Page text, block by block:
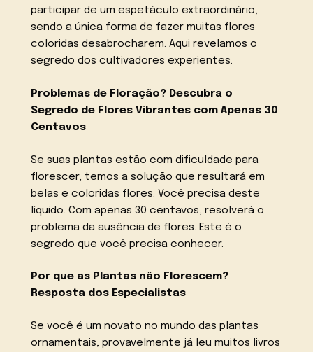
participar de um espetáculo extraordinário,
sendo a única forma de fazer muitas flores
coloridas desabrocharem. Aqui revelamos o
segredo dos cultivadores experientes.
Problemas de Floração? Descubra o
Segredo de Flores Vibrantes com Apenas 30
Centavos
Se suas plantas estão com dificuldade para
florescer, temos a solução que resultará em
belas e coloridas flores. Você precisa deste
líquido. Com apenas 30 centavos, resolverá o
problema da ausência de flores. Este é o
segredo que você precisa conhecer.
Por que as Plantas não Florescem?
Resposta dos Especialistas
Se você é um novato no mundo das plantas
ornamentais, provavelmente já leu muitos livros